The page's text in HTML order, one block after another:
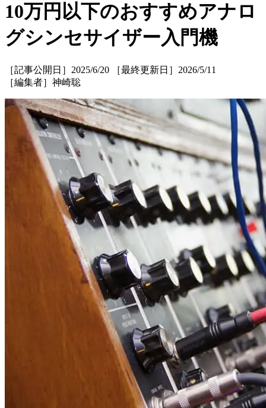
10万円以下のおすすめアナロ
グシンセサイザー入門機
［記事公開日］2025/6/20 ［最終更新日］2026/5/11
［編集者］神崎聡